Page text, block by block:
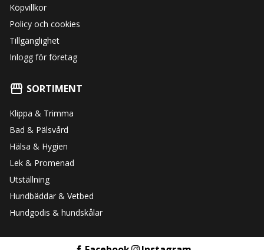
Köpvillkor
Policy och cookies
Tillgänglighet
Inlogg för företag
SORTIMENT
Klippa & Trimma
Bad & Pälsvård
Hälsa & Hygien
Lek & Promenad
Utställning
Hundbäddar & Vetbed
Hundgodis & hundskålar